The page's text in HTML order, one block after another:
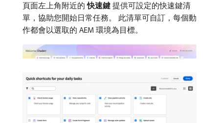
頁面左上角附近的​快速鍵 ​提供可設定的快速鍵清
單，協助您開始日常任務。 此清單可自訂，每個動
作都會以選取的 AEM 環境為目標。